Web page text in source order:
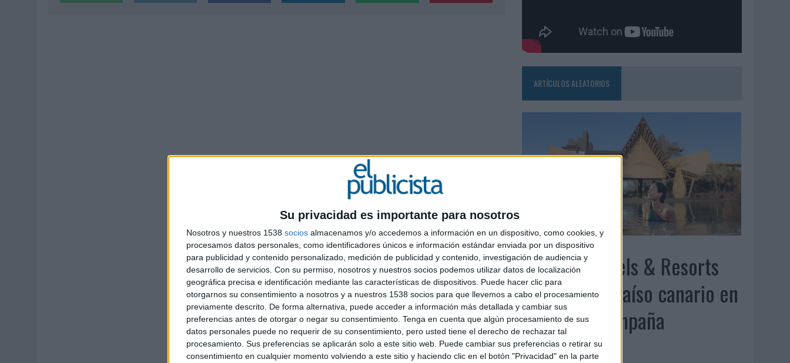
Su privacidad es importante para nosotros
Nosotros y nuestros 1538 socios almacenamos y/o accedemos a información en un dispositivo, como cookies, y
procesamos datos personales, como identificadores únicos e información estándar enviada por un dispositivo
para publicidad y contenido personalizado, medición de publicidad y contenido, investigación de audiencia y
desarrollo de servicios. Con su permiso, nosotros y nuestros socios podemos utilizar datos de localización
geográfica precisa e identificación mediante las características de dispositivos. Puede hacer clic para
otorgarnos su consentimiento a nosotros y a nuestros 1538 socios para que llevemos a cabo el procesamiento
previamente descrito. De forma alternativa, puede acceder a información más detallada y cambiar sus
preferencias antes de otorgar o negar su consentimiento. Tenga en cuenta que algún procesamiento de sus
datos personales puede no requerir de su consentimiento, pero usted tiene el derecho de rechazar tal
procesamiento. Sus preferencias se aplicarán solo a este sitio web. Puede cambiar sus preferencias o retirar su
consentimiento en cualquier momento volviendo a este sitio y haciendo clic en el botón "Privacidad" en la parte
ARTÍCULOS ALEATORIOS
05/08/2026
Lopesan Hotels & Resorts
acerca el paraíso canario en
su última campaña
internacional